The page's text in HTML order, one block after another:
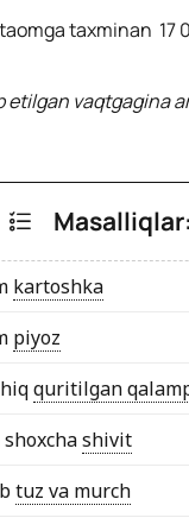
taxminan 17
etilgan vaqtgagina
Masalliqlar:
kartoshka
piyoz
quritilgan
shivit
tuz va murch